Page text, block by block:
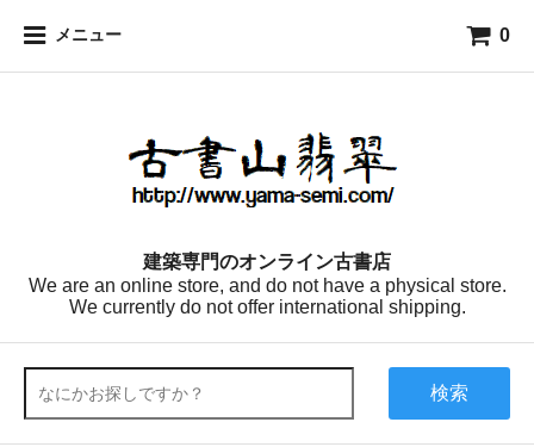
メニュー 0
建築専門のオンライン古書店
We are an online store, and do not have a physical store.
We currently do not offer international shipping.
検索